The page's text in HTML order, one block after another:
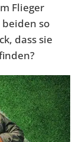
Flieger
so
dass sie